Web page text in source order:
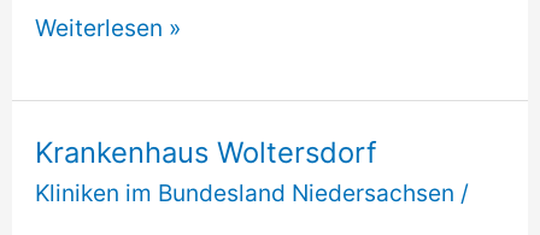
Krankenhaus
Weiterlesen »
Krankenhaus Woltersdorf
Kliniken im Bundesland Niedersachsen /